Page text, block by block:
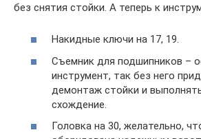
без снятия стойки. А теперь к
Накидные ключи на 17, 19.
Съемник для подшипников –
инструмент, так без него
демонтаж стойки и
схождение.
Головка на 30, желательно,